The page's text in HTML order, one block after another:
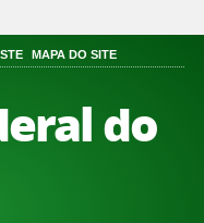
MAPA DO SITE
do